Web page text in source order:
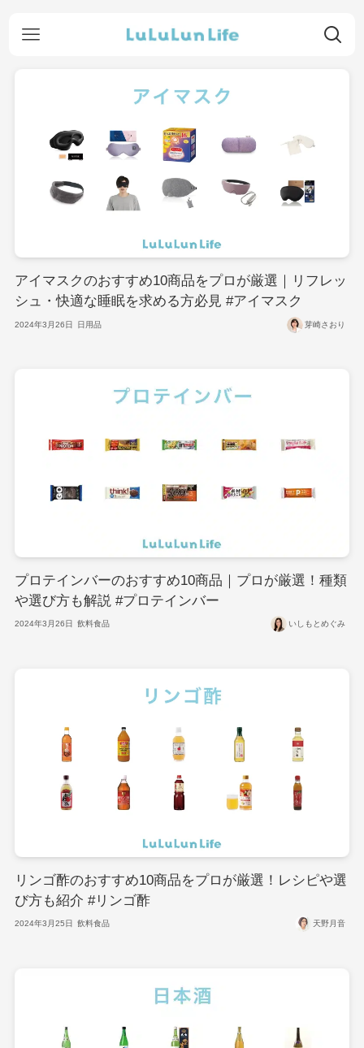
アイマスクのおすすめ10商品をプロが厳選｜リフレッ
シュ・快適な睡眠を求める方必見 #アイマスク
2024年3月26日 日用品 芽崎さおり
プロテインバーのおすすめ10商品｜プロが厳選！種類
や選び方も解説 #プロテインバー
2024年3月26日 飲料食品 いしもとめぐみ
リンゴ酢のおすすめ10商品をプロが厳選！レシピや選
び方も紹介 #リンゴ酢
2024年3月25日 飲料食品 天野月音